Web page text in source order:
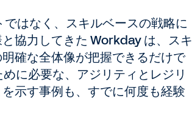
はなく、スキルベースの戦略に
協力してきた Workday は、スキ
確な全体像が把握できるだけで
に必要な、アジリティとレジリ
示す事例も、すでに何度も経験